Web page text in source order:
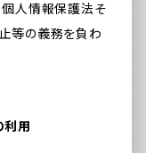
個人情報保護法そ
等の義務を負わ
利用